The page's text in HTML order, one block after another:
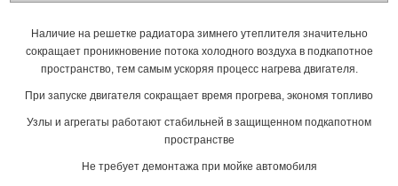
Наличие на решетке радиатора зимнего утеплителя значительно
сокращает проникновение потока холодного воздуха в подкапотное
пространство, тем самым ускоряя процесс нагрева двигателя.
При запуске двигателя сокращает время прогрева, экономя топливо
Узлы и агрегаты работают стабильней в защищенном подкапотном
пространстве
Не требует демонтажа при мойке автомобиля